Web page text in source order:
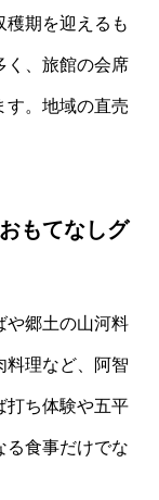
穫期を迎えるも
く、旅館の会席
す。地域の直売
もてなしグ
や郷土の山河料
料理など、阿智
打ち体験や五平
る食事だけでな